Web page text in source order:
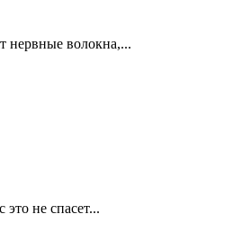
нервные волокна,...
не спасет...